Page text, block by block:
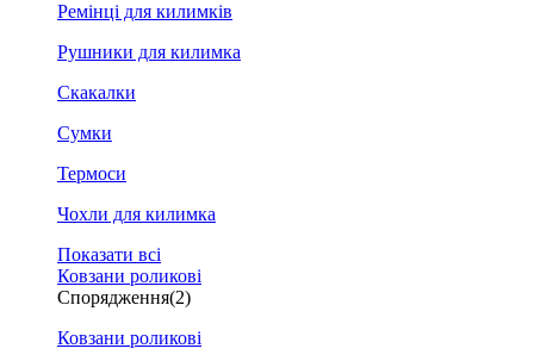
Ремінці для килимків
Рушники для килимка
Скакалки
Сумки
Термоси
Чохли для килимка
Показати всі
Ковзани роликові
Спорядження(2)
Ковзани роликові